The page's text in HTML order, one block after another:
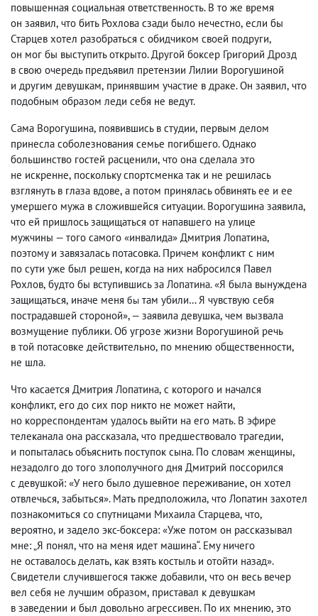
повышенная социальная ответственность. В то же время
он заявил, что бить Рохлова сзади было нечестно, если бы
Старцев хотел разобраться с обидчиком своей подруги,
он мог бы выступить открыто. Другой боксер Григорий Дрозд
в свою очередь предъявил претензии Лилии Ворогушиной
и другим девушкам, принявшим участие в драке. Он заявил, что
подобным образом леди себя не ведут.
Сама Ворогушина, появившись в студии, первым делом
принесла соболезнования семье погибшего. Однако
большинство гостей расценили, что она сделала это
не искренне, поскольку спортсменка так и не решилась
взглянуть в глаза вдове, а потом принялась обвинять ее и ее
умершего мужа в сложившейся ситуации. Ворогушина заявила,
что ей пришлось защищаться от напавшего на улице
мужчины — того самого «инвалида» Дмитрия Лопатина,
поэтому и завязалась потасовка. Причем конфликт с ним
по сути уже был решен, когда на них набросился Павел
Рохлов, будто бы вступившись за Лопатина. «Я была вынуждена
защищаться, иначе меня бы там убили… Я чувствую себя
пострадавшей стороной», — заявила девушка, чем вызвала
возмущение публики. Об угрозе жизни Ворогушиной речь
в той потасовке действительно, по мнению общественности,
не шла.
Что касается Дмитрия Лопатина, с которого и начался
конфликт, его до сих пор никто не может найти,
но корреспондентам удалось выйти на его мать. В эфире
телеканала она рассказала, что предшествовало трагедии,
и попыталась объяснить поступок сына. По словам женщины,
незадолго до того злополучного дня Дмитрий поссорился
с девушкой: «У него было душевное переживание, он хотел
отвлечься, забыться». Мать предположила, что Лопатин захотел
познакомиться со спутницами Михаила Старцева, что,
вероятно, и задело экс-боксера: «Уже потом он рассказывал
мне: „Я понял, что на меня идет машина“. Ему ничего
не оставалось делать, как взять костыль и отойти назад».
Свидетели случившегося также добавили, что он весь вечер
вел себя не лучшим образом, приставал к девушкам
в заведении и был довольно агрессивен. По их мнению, это